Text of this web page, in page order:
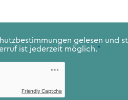
gelesen und
ist jederzeit möglich.*
Friendly Captcha